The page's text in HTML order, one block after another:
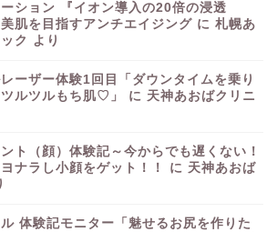
ション 『イオン導入の20倍の浸透
肌を目指すアンチエイジング に 札幌あ
ク より
ーザー体験1回目「ダウンタイムを乗り
ルツルもち肌♡」
に 天神あおばクリニ
ト（顔）体験記～今からでも遅くない！
ナラし小顔をゲット！！
に 天神あおば
体験記モニター「魅せるお尻を作りた